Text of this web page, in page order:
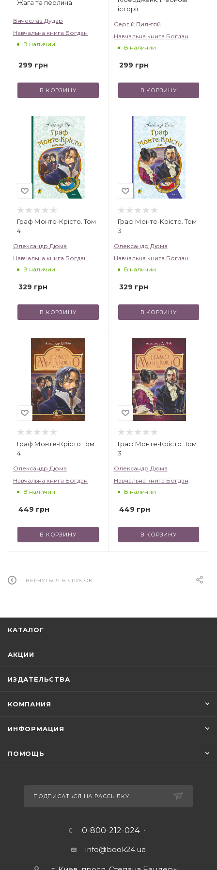
Жага та перлина
Вячеслав Дудар
Навчальна книга Богдан
В наличии
299 грн
В КОРЗИНУ
історії
Сергій Пильтяй
Навчальна книга Богдан
В наличии
299 грн
В КОРЗИНУ
Граф Монте-Крісто. Том
4
Олександр Дюма
Навчальна книга Богдан
В наличии
329 грн
В КОРЗИНУ
Граф Монте-Крісто. Том
3
Олександр Дюма
Навчальна книга Богдан
В наличии
329 грн
В КОРЗИНУ
Граф Монте-Крісто Том
4
Олександр Дюма
Навчальна книга Богдан
В наличии
449 грн
В КОРЗИНУ
Граф Монте-Крісто. Том
3
Олександр Дюма
Навчальна книга Богдан
В наличии
449 грн
В КОРЗИНУ
ВЕРНУТЬСЯ В СПИСОК
КАТАЛОГ
АКЦИИ
ИЗДАТЕЛЬСТВА
КОМПАНИЯ
ИНФОРМАЦИЯ
ПОМОЩЬ
ПОДПИСАТЬСЯ НА РАССЫЛКУ
0-800-212-024
info@book24.ua